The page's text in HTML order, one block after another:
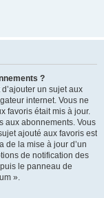
?
un sujet aux
internet. Vous ne
favoris était mis à jour.
aux abonnements. Vous
ajouté aux favoris est
de la mise à jour d’un
de notification des
le panneau de
».